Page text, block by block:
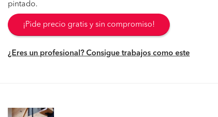
pintado.
¡Pide precio gratis y sin compromiso!
¿Eres un profesional? Consigue trabajos como este